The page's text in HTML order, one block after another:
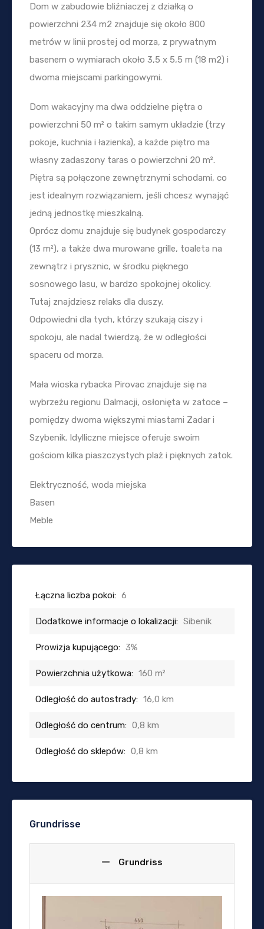
Dom w zabudowie bliźniaczej z działką o
powierzchni 234 m2 znajduje się około 800
metrów w linii prostej od morza, z prywatnym
basenem o wymiarach około 3,5 x 5,5 m (18 m2) i
dwoma miejscami parkingowymi.
Dom wakacyjny ma dwa oddzielne piętra o
powierzchni 50 m² o takim samym układzie (trzy
pokoje, kuchnia i łazienka), a każde piętro ma
własny zadaszony taras o powierzchni 20 m².
Piętra są połączone zewnętrznymi schodami, co
jest idealnym rozwiązaniem, jeśli chcesz wynająć
jedną jednostkę mieszkalną.
Oprócz domu znajduje się budynek gospodarczy
(13 m²), a także dwa murowane grille, toaleta na
zewnątrz i prysznic, w środku pięknego
sosnowego lasu, w bardzo spokojnej okolicy.
Tutaj znajdziesz relaks dla duszy.
Odpowiedni dla tych, którzy szukają ciszy i
spokoju, ale nadal twierdzą, że w odległości
spaceru od morza.
Mała wioska rybacka Pirovac znajduje się na
wybrzeżu regionu Dalmacji, osłonięta w zatoce –
pomiędzy dwoma większymi miastami Zadar i
Szybenik. Idylliczne miejsce oferuje swoim
gościom kilka piaszczystych plaż i pięknych zatok.
Elektryczność, woda miejska
Basen
Meble
Łączna liczba pokoi: 6
Dodatkowe informacje o lokalizacji: Sibenik
Prowizja kupującego: 3%
Powierzchnia użytkowa: 160 m²
Odległość do autostrady: 16,0 km
Odległość do centrum: 0,8 km
Odległość do sklepów: 0,8 km
Grundrisse
Grundriss